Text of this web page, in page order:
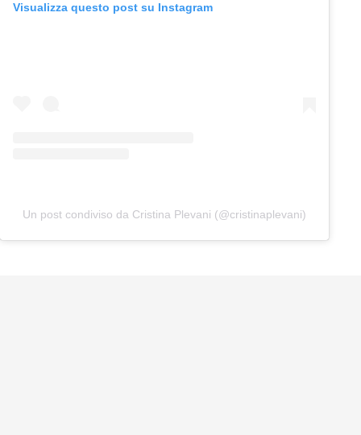
Visualizza questo post su Instagram
Un post condiviso da Cristina Plevani (@cristinaplevani)